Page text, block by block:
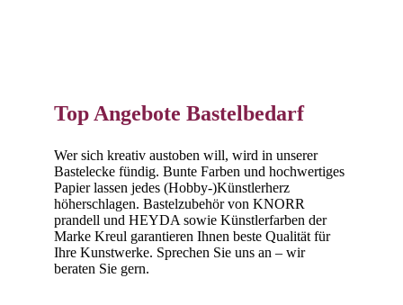
Top Angebote Bastelbedarf
Wer sich kreativ austoben will, wird in unserer
Bastelecke fündig. Bunte Farben und hochwertiges
Papier lassen jedes (Hobby-)Künstlerherz
höherschlagen. Bastelzubehör von KNORR
prandell und HEYDA sowie Künstlerfarben der
Marke Kreul garantieren Ihnen beste Qualität für
Ihre Kunstwerke. Sprechen Sie uns an – wir
beraten Sie gern.